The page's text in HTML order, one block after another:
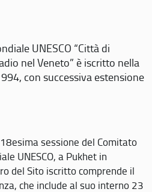
UNESCO “Città di
nel Veneto” è iscritto nella
con successiva estensione
sessione del Comitato
UNESCO, a Pukhet in
del Sito iscritto comprende il
che include al suo interno 23